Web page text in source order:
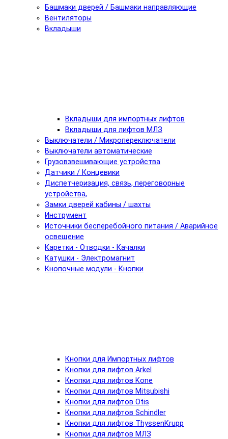
Башмаки дверей / Башмаки направляющие
Вентиляторы
Вкладыши
Вкладыши для импортных лифтов
Вкладыши для лифтов МЛЗ
Выключатели / Микропереключатели
Выключатели автоматические
Грузовзвешивающие устройства
Датчики / Концевики
Диспетчеризация, связь, переговорные
устройства,
Замки дверей кабины / шахты
Инструмент
Источники бесперебойного питания / Аварийное
освещение
Каретки - Отводки - Качалки
Катушки - Электромагнит
Кнопочные модули - Кнопки
Кнопки для Импортных лифтов
Кнопки для лифтов Arkel
Кнопки для лифтов Kone
Кнопки для лифтов Mitsubishi
Кнопки для лифтов Otis
Кнопки для лифтов Schindler
Кнопки для лифтов ThyssenKrupp
Кнопки для лифтов МЛЗ